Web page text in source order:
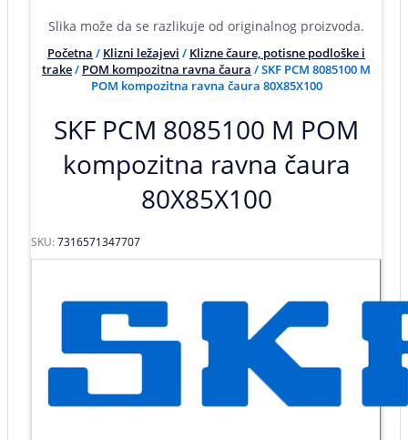
Slika može da se razlikuje od originalnog proizvoda.
Početna / Klizni ležajevi / Klizne čaure, potisne podloške i
trake/ POM kompozitna ravna čaura / SKF PCM 8085100 M
POM kompozitna ravna čaura 80X85X100
SKF PCM 8085100 M POM
kompozitna ravna čaura
80X85X100
SKU:7316571347707